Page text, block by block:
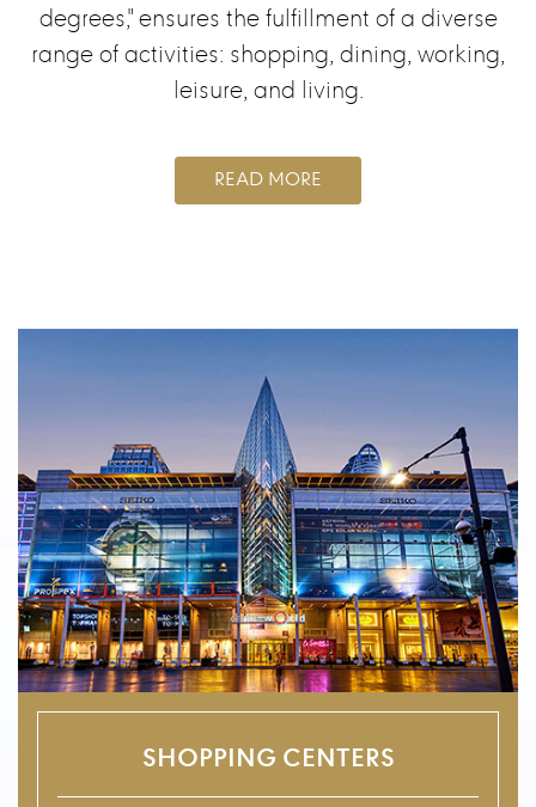
degrees," ensures the fulfillment of a diverse
range of activities: shopping, dining, working,
leisure, and living.
READ MORE
Shopping Centers
SHOPPING CENTERS